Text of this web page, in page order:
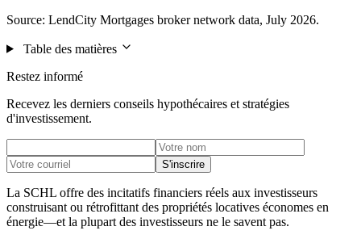
Source: LendCity Mortgages broker network data, July 2026.
Table des matières
Restez informé
Recevez les derniers conseils hypothécaires et stratégies
d'investissement.
S'inscrire
La SCHL offre des incitatifs financiers réels aux investisseurs
construisant ou rétrofittant des propriétés locatives économes en
énergie—et la plupart des investisseurs ne le savent pas.